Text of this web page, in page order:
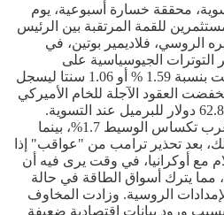
محققة خسارة أسبوعية، يوم
للقمة المرتقبة بين الرئيس
الروسي، فلاديمير بوتين، في
الجيوسياسية على
الإمدادات. هذا وتراجع خام برنت بنسبة 1.59 % أو 1.06 سنتا ليسجل
العقود الآجلة للخام الأميركي
1.16 دولار أو 1.81% لتسجل 62.80 دولار للبرميل عند التسوية.
وخلال الأسبوع، إنخفض خام غرب تكساس الوسيط 1.7%، بينما
1.1%. يأتي ذلك، بعد تحذير ترامب من "عواقب" إذا
مع أوكرانيا، في وقت يرى فيه أن
مما يترك أسواق الطاقة في حالة
الروسية. وزادت المخاوف
ورود بيانات إقتصادية ضعيفة